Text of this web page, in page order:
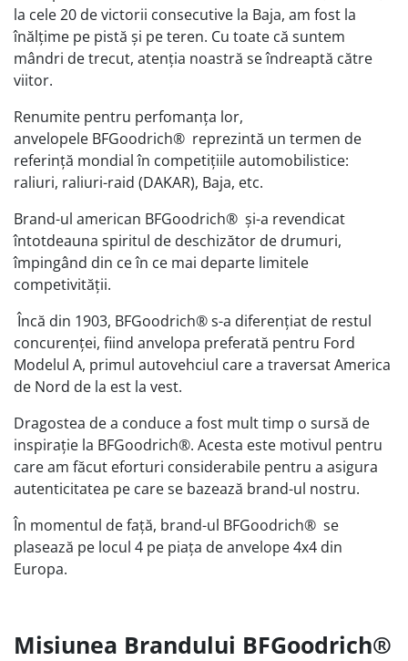
la cele 20 de victorii consecutive la Baja, am fost la
înălțime pe pistă și pe teren. Cu toate că suntem
mândri de trecut, atenția noastră se îndreaptă către
viitor.
Renumite pentru perfomanța lor,
anvelopele BFGoodrich® reprezintă un termen de
referință mondial în competițiile automobilistice:
raliuri, raliuri-raid (DAKAR), Baja, etc.
Brand-ul american BFGoodrich® și-a revendicat
întotdeauna spiritul de deschizător de drumuri,
împingând din ce în ce mai departe limitele
competivității.
Încă din 1903, BFGoodrich® s-a diferențiat de restul
concurenței, fiind anvelopa preferată pentru Ford
Modelul A, primul autovehciul care a traversat America
de Nord de la est la vest.
Dragostea de a conduce a fost mult timp o sursă de
inspirație la BFGoodrich®. Acesta este motivul pentru
care am făcut eforturi considerabile pentru a asigura
autenticitatea pe care se bazează brand-ul nostru.
În momentul de față, brand-ul BFGoodrich® se
plasează pe locul 4 pe piața de anvelope 4x4 din
Europa.
Misiunea Brandului BFGoodrich®